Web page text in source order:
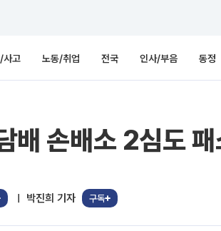
사고 노동/취업 전국 인사/부음 동정
배 손배소 2심도
박진희 기자 구독